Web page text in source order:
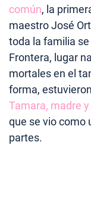
común, la
maestro José
toda la familia
Frontera, lugar
mortales en el
forma,
Tamara, madre
que se vio como
partes.